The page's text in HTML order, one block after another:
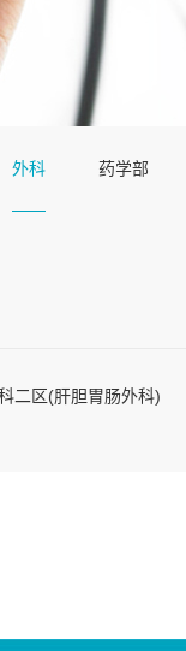
外科 药学部
二区(肝胆胃肠外科)